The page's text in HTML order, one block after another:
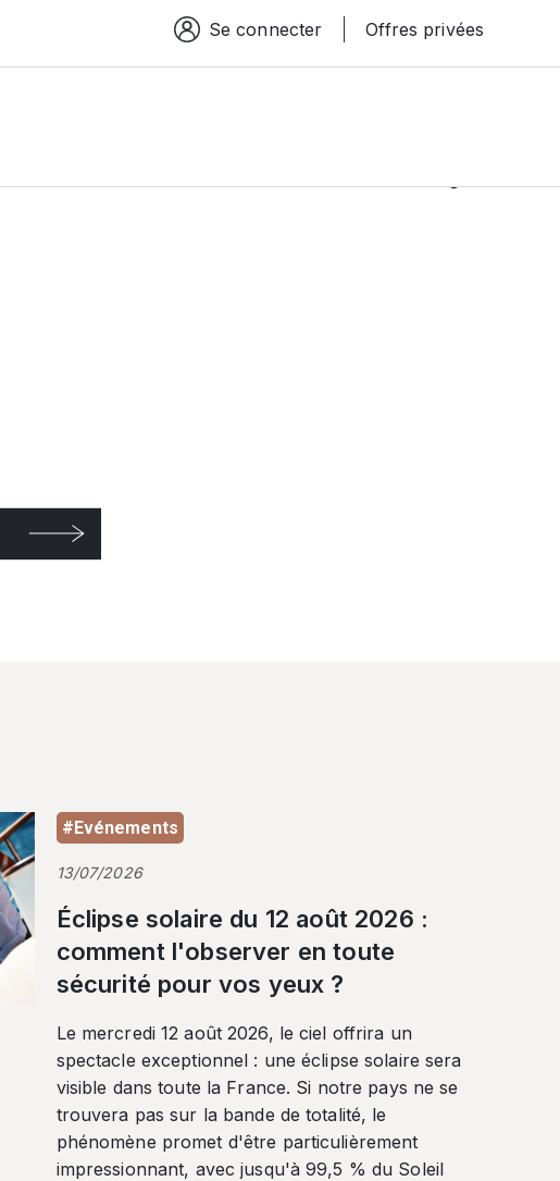
Espace connexion
Se connecter Offres privées
#Evénements
13/07/2026
Éclipse solaire du 12 août 2026 :
comment l'observer en toute
sécurité pour vos yeux ?
Le mercredi 12 août 2026, le ciel offrira un
spectacle exceptionnel : une éclipse solaire sera
visible dans toute la France. Si notre pays ne se
trouvera pas sur la bande de totalité, le
phénomène promet d'être particulièrement
impressionnant, avec jusqu'à 99,5 % du Soleil